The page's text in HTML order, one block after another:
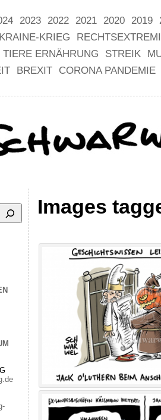
2023 2022 2021 2020 2019
KRIEG
TIERE ERNÄHRUNG STREIK
BREXIT
CORONA PANDEMIE
Images